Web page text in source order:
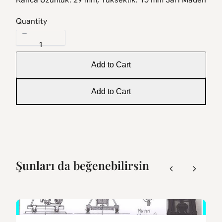
w
Quantity
Add to Cart
Add to Cart
Şunları da beğenebilirsin
PreviousNext